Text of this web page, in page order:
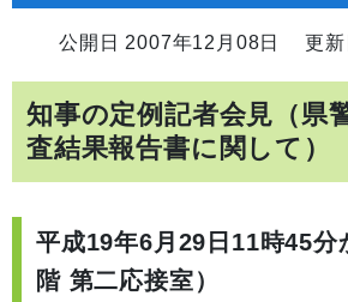
公開日 2007年12月08日 更
知事の定例記者会見（県
査結果報告書に関して）
平成19年6月29日11時45分
階 第二応接室）